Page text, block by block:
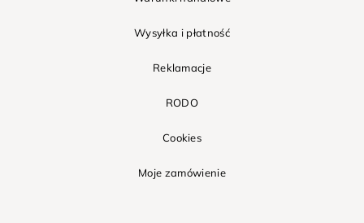
Wysyłka i płatność
Reklamacje
RODO
Cookies
Moje zamówienie